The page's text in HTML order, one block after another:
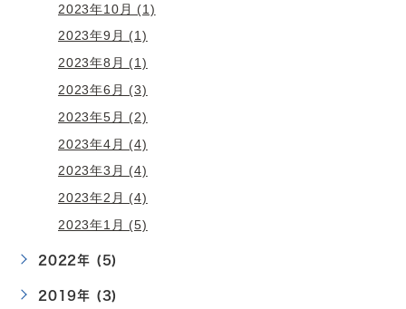
2023年10月 (1)
2023年9月 (1)
2023年8月 (1)
2023年6月 (3)
2023年5月 (2)
2023年4月 (4)
2023年3月 (4)
2023年2月 (4)
2023年1月 (5)
2022年 (5)
2019年 (3)